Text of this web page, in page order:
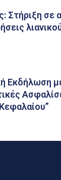
Στήριξη σε
Εκδήλωση